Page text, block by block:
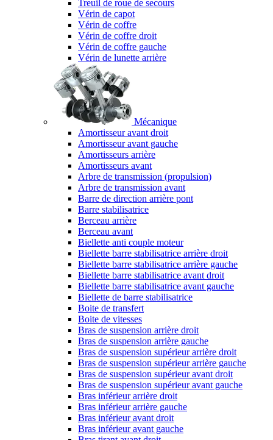
Treuil de roue de secours
Vérin de capot
Vérin de coffre
Vérin de coffre droit
Vérin de coffre gauche
Vérin de lunette arrière
Mécanique
Amortisseur avant droit
Amortisseur avant gauche
Amortisseurs arrière
Amortisseurs avant
Arbre de transmission (propulsion)
Arbre de transmission avant
Barre de direction arrière pont
Barre stabilisatrice
Berceau arrière
Berceau avant
Biellette anti couple moteur
Biellette barre stabilisatrice arrière droit
Biellette barre stabilisatrice arrière gauche
Biellette barre stabilisatrice avant droit
Biellette barre stabilisatrice avant gauche
Biellette de barre stabilisatrice
Boite de transfert
Boite de vitesses
Bras de suspension arrière droit
Bras de suspension arrière gauche
Bras de suspension supérieur arrière droit
Bras de suspension supérieur arrière gauche
Bras de suspension supérieur avant droit
Bras de suspension supérieur avant gauche
Bras inférieur arrière droit
Bras inférieur arrière gauche
Bras inférieur avant droit
Bras inférieur avant gauche